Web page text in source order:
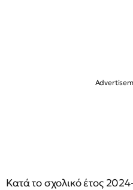
Κατά το σχολικό έτος